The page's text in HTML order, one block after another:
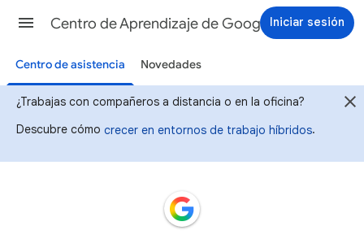
Centro de Aprendizaje de Google Workspace
Iniciar sesión
Centro de asistencia Novedades
¿Trabajas con compañeros a distancia o en la oficina?
Descubre cómo crecer en entornos de trabajo híbridos.